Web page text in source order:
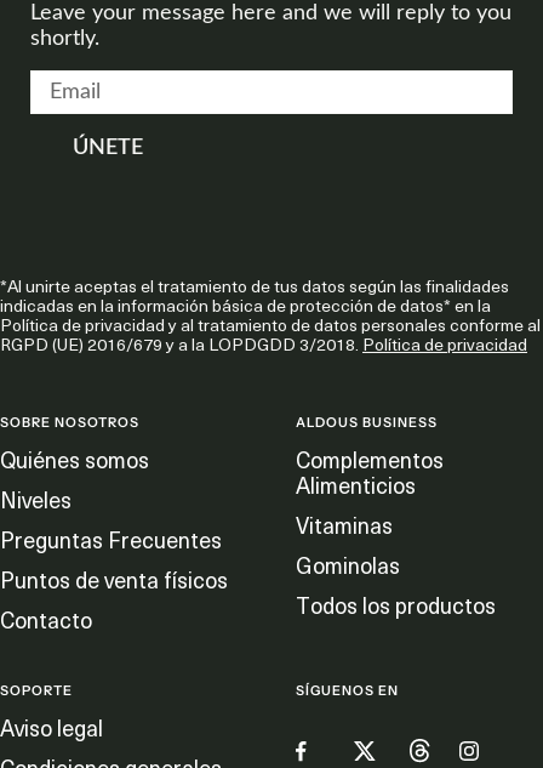
Leave your message here and we will reply to you
shortly.
ÚNETE
*Al unirte aceptas el tratamiento de tus datos según las finalidades
indicadas en la información básica de protección de datos* en la
Política de privacidad y al tratamiento de datos personales conforme al
RGPD (UE) 2016/679 y a la LOPDGDD 3/2018. Política de privacidad
SOBRE NOSOTROS
Quiénes somos
Niveles
Preguntas Frecuentes
Puntos de venta físicos
Contacto
ALDOUS BUSINESS
Complementos
Alimenticios
Vitaminas
Gominolas
Todos los productos
SOPORTE
Aviso legal
SÍGUENOS EN